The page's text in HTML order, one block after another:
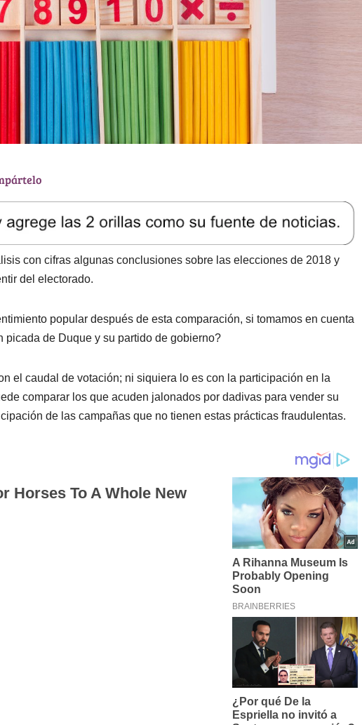
con cifras algunas conclusiones sobre las elecciones de 2018 y
del electorado.
popular después de esta comparación, si tomamos en cuenta
picada de Duque y su partido de gobierno?
el caudal de votación; ni siquiera lo es con la participación en la
comparar los que acuden jalonados por dadivas para vender su
de las campañas que no tienen estas prácticas fraudulentas.